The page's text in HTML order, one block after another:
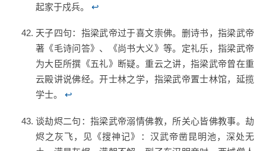
起家于戍兵。 ↩
天子四句：指梁武帝过于喜文崇佛。删诗书，指梁武帝
著《毛诗问答》、《尚书大义》等。定礼乐，指梁武帝
为大臣所撰《五礼》断疑。重云之讲，指梁武帝曾在重
云殿讲说佛经。开士林之学，指梁武帝置士林馆，延揽
学士。 ↩
谈劫烬二句：指梁武帝溺情佛教，所关心皆佛教事。劫
烬之灰飞，见《搜神记》：汉武帝凿昆明池，深处无